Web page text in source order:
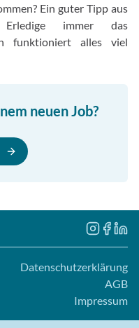
Ein guter Tipp aus
immer das
funktioniert alles viel
neuen Job?
Datenschutzerklärung
AGB
Impressum